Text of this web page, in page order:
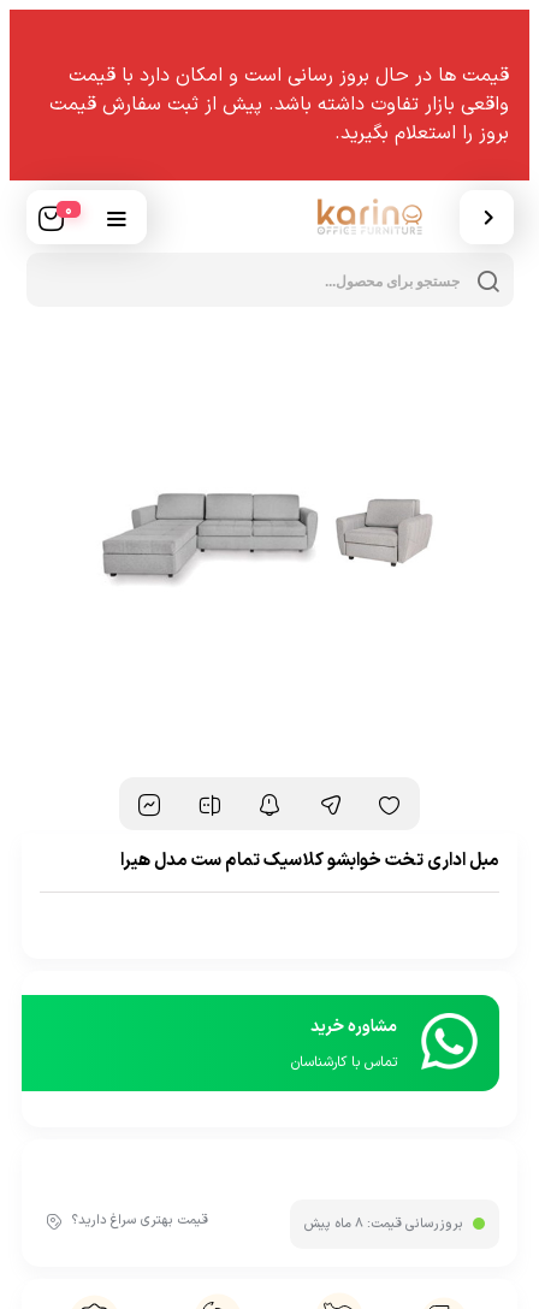
قیمت ها در حال بروز رسانی است و امکان دارد با قیمت
واقعی بازار تفاوت داشته باشد. پیش از ثبت سفارش قیمت
بروز را استعلام بگیرید.
0
مبل اداری تخت خوابشو کلاسیک تمام ست مدل هیرا
مشاوره خرید
تماس با کارشناسان
بروزرسانی قیمت: 8 ماه پیش قیمت بهتری سراغ دارید؟